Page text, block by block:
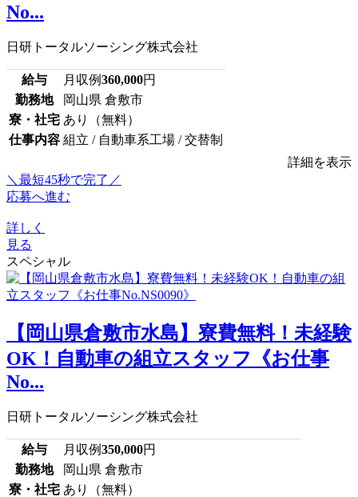
No...
日研トータルソーシング株式会社
給与 月収例360,000円
勤務地
岡山県 倉敷市
寮・社宅 あり（無料）
仕事内容 組立 / 自動車系工場 / 交替制
詳細を表示
＼最短45秒で完了／
応募へ進む
詳しく
見る
スペシャル
【岡山県倉敷市水島】寮費無料！未経験
OK！自動車の組立スタッフ《お仕事
No...
日研トータルソーシング株式会社
給与 月収例350,000円
勤務地
岡山県 倉敷市
寮・社宅 あり（無料）